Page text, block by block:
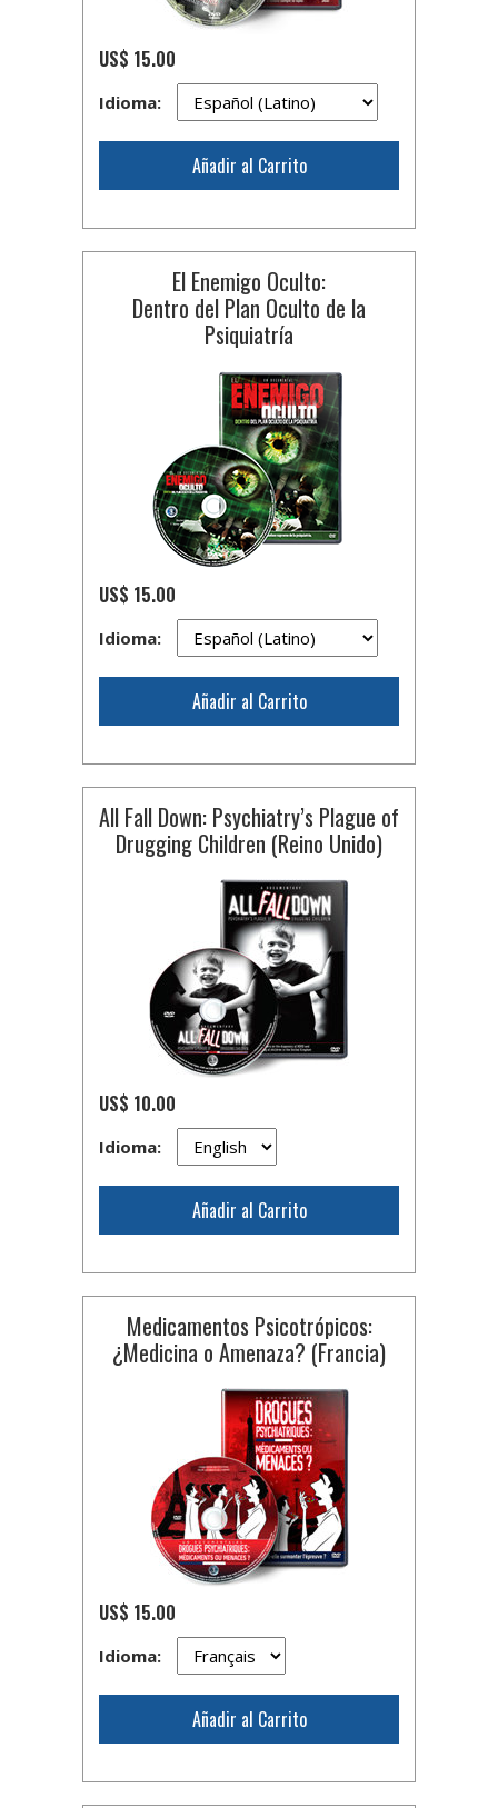
US$ 15.00
Idioma:
Añadir al Carrito
El Enemigo Oculto:
Dentro del Plan Oculto de la
Psiquiatría
US$ 15.00
Idioma:
Añadir al Carrito
All Fall Down: Psychiatry’s Plague of
Drugging Children (Reino Unido)
US$ 10.00
Idioma:
Añadir al Carrito
Medicamentos Psicotrópicos:
¿Medicina o Amenaza? (Francia)
US$ 15.00
Idioma:
Añadir al Carrito